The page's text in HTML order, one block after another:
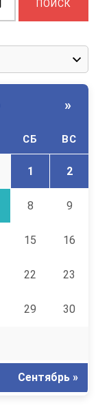
»
СБ ВС
1 2
8 9
15 16
22 23
29 30
Сентябрь »